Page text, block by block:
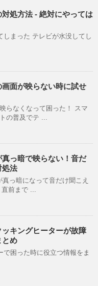
処方法 - 絶対にやっては
しまった テレビが水没してし
面が映らない時に試せ
らなくなって困った！ スマ
の普及でテ ...
っ暗で映らない！音だ
処法
っ暗になって音だけ聞こえ
前まで ...
ッキングヒーターが故障
とめ
で困った時に役立つ情報をま